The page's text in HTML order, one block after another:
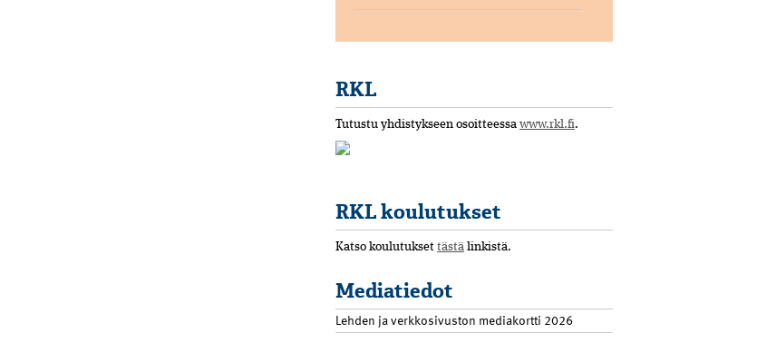
RKL
Tutustu yhdistykseen osoitteessa www.rkl.fi.
RKL koulutukset
Katso koulutukset tästä linkistä.
Mediatiedot
Lehden ja verkkosivuston mediakortti 2026